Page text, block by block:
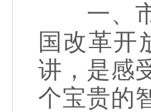
一、市
国改革开
讲，是感
个宝贵的